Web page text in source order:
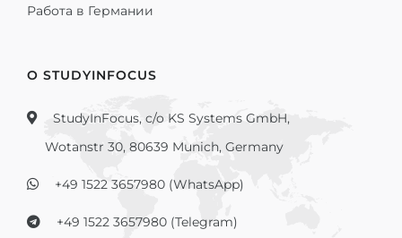
Работа в Германии
О STUDYINFOCUS
StudyInFocus, c/o KS Systems GmbH,
Wotanstr 30, 80639 Munich, Germany
+49 1522 3657980 (WhatsApp)
+49 1522 3657980 (Telegram)